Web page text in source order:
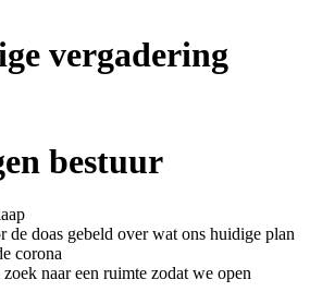
vergadering
bestuur
de doas gebeld over wat ons huidige plan
corona
naar een ruimte zodat we open